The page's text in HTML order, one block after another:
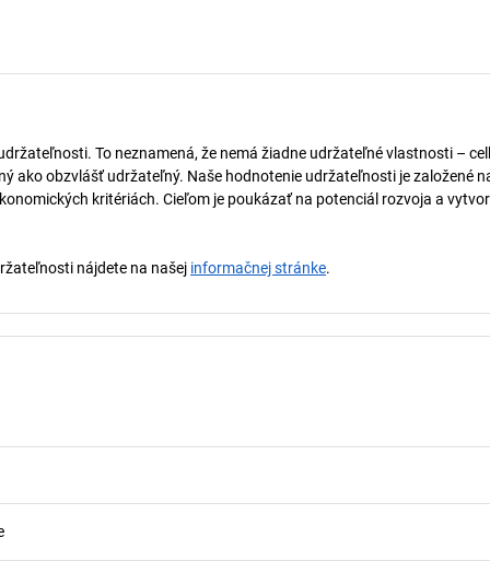
To neznamená, že nemá žiadne udržateľné vlastnosti –
ako obzvlášť udržateľný. Naše hodnotenie udržateľnosti je založené
kritériách. Cieľom je poukázať na potenciál rozvoja a
nájdete na našej informačnej stránke.